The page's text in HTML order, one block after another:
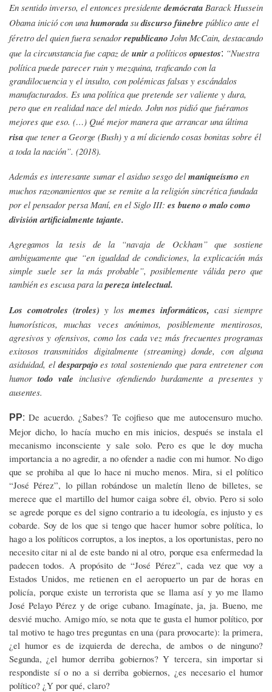
En sentido inverso, el entonces presidente demócrata Barack Hussein
Obama inició con una humorada su discursofúnebre público ante el
féretro del quien fuera senador republicano John McCain, destacando
que la circunstancia fue capaz de unir a políticos opuestos: “Nuestra
política puede parecer ruin y mezquina, traficando con la
grandilocuencia y el insulto, con polémicas falsas y escándalos
manufacturados. Es una política que pretende ser valiente y dura,
pero que en realidad nace del miedo. John nos pidió que fuéramos
mejores que eso. (…) Qué mejor manera que arrancar una última
risa que tener a George (Bush) y a mí diciendo cosas bonitas sobre él
a toda la nación”. (2018).
Además es interesante sumar el asiduo sesgo del maniqueísmo en
muchos razonamientos que se remite a la religión sincrética fundada
por el pensador persa Maní, en el Siglo III: es bueno o malo como
división artificialmente tajante.
Agregamos la tesis de la “navaja de Ockham” que sostiene
ambiguamente que “en igualdad de condiciones, la explicación más
simple suele ser la más probable”, posiblemente válida pero que
también es escusa para la pereza intelectual.
Los comotroles (troles) y los memes informáticos, casi siempre
humorísticos, muchas veces anónimos, posiblemente mentirosos,
agresivos y ofensivos, como los cada vez más frecuentes programas
exitosos transmitidos digitalmente (streaming) donde, con alguna
asiduidad, eldesparpajoes total sosteniendo que para entretener con
humor todo vale inclusive ofendiendo burdamente a presentes y
ausentes.
PP:De acuerdo. ¿Sabes? Te cojfieso que me autocensuro mucho.
Mejor dicho, lo hacía mucho en mis inicios, después se instala el
mecanismo inconsciente y sale solo. Pero es que le doy mucha
importancia a no agredir, a no ofender a nadie con mi humor. No digo
que se prohiba al que lo hace ni mucho menos. Mira, si el político
“José Pérez”, lo pillan robándose un maletín lleno de billetes, se
merece que el martillo del humor caiga sobre él, obvio. Pero si solo
se agrede porque es del signo contrario a tu ideología, es injusto y es
cobarde. Soy de los que si tengo que hacer humor sobre política, lo
hago a los políticos corruptos, a los ineptos, a los oportunistas, pero no
necesito citar ni al de este bando ni al otro, porque esa enfermedad la
padecen todos. A propósito de “José Pérez”, cada vez que voy a
Estados Unidos, me retienen en el aeropuerto un par de horas en
policía, porque existe un terrorista que se llama así y yo me llamo
José Pelayo Pérez y de orige cubano. Imagínate, ja, ja. Bueno, me
desvié mucho. Amigo mío, se nota que te gusta el humor político, por
tal motivo te hago tres preguntas en una (para provocarte): la primera,
¿el humor es de izquierda de derecha, de ambos o de ninguno?
Segunda, ¿el humor derriba gobiernos? Y tercera, sin importar si
respondiste sí o no a si derriba gobiernos, ¿es necesario el humor
político? ¿Y por qué, claro?